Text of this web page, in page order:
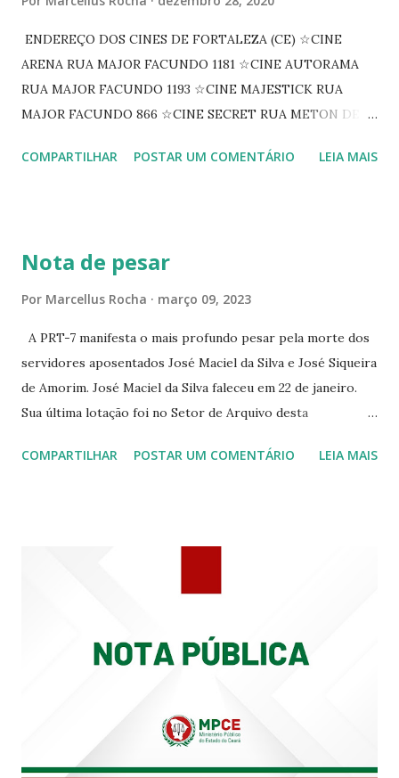
ENDEREÇO DOS CINES DE FORTALEZA (CE) ☆CINE
ARENA RUA MAJOR FACUNDO 1181 ☆CINE AUTORAMA
RUA MAJOR FACUNDO 1193 ☆CINE MAJESTICK RUA
MAJOR FACUNDO 866 ☆CINE SECRET RUA METON DE
PEIXOTO 1307 ☆CINE IRIS RUA FLORIANO PEIXOTO 1206
☆CINE VIP CLUBE RUA 24 DE MAIO 825 ☆CINE ECLIPSE
COMPARTILHAR POSTAR UM COMENTÁRIO LEIA MAIS
Nota de pesar
Por Marcellus Rocha março 09, 2023
A PRT-7 manifesta o mais profundo pesar pela morte dos
servidores aposentados José Maciel da Silva e José Siqueira
de Amorim. José Maciel da Silva faleceu em 22 de janeiro.
Sua última lotação foi no Setor de Arquivo desta
Siqueira Amorim faleceu em 28 de fevereiro e encerrou a
COMPARTILHAR POSTAR UM COMENTÁRIO LEIA MAIS